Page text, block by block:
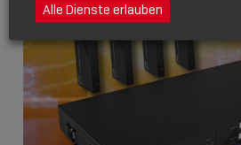
Alle Dienste erlauben